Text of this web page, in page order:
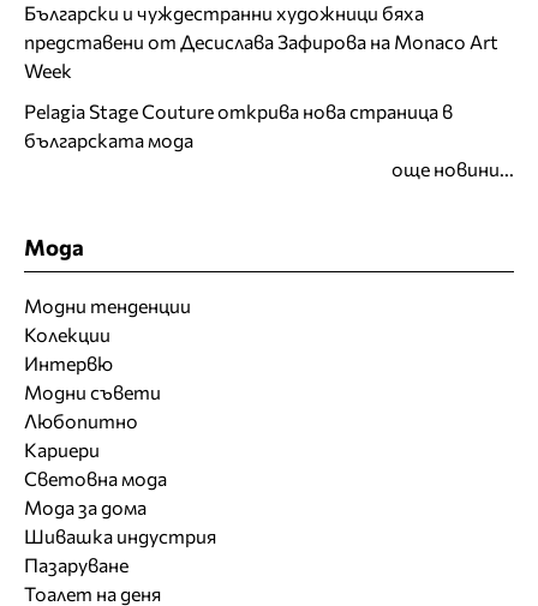
Български и чуждестранни художници бяха
представени от Десислава Зафирова на Monaco Art
Week
Pelagia Stage Couture открива нова страница в
българската мода
още новини...
Мода
Модни тенденции
Колекции
Интервю
Модни съвети
Любопитно
Кариери
Световна мода
Мода за дома
Шивашка индустрия
Пазаруване
Тоалет на деня